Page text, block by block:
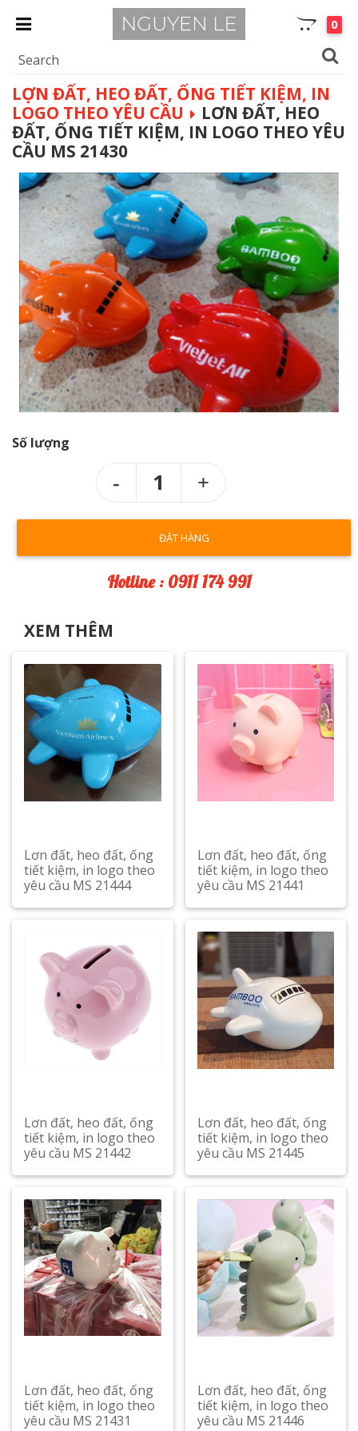
0
LỢN ĐẤT, HEO ĐẤT, ỐNG TIẾT KIỆM, IN
LOGO THEO YÊU CẦU
LƠN ĐẤT, HEO
ĐẤT, ỐNG TIẾT KIỆM, IN LOGO THEO YÊU
CẦU MS 21430
Số lượng
1
ĐẶT HÀNG
Hotline : 0911 174 991
XEM THÊM
Lơn đất, heo đất, ống
tiết kiệm, in logo theo
yêu cầu MS 21444
Xem chi tiết
Lơn đất, heo đất, ống
tiết kiệm, in logo theo
yêu cầu MS 21441
Xem chi tiết
Lơn đất, heo đất, ống
tiết kiệm, in logo theo
yêu cầu MS 21442
Xem chi tiết
Lơn đất, heo đất, ống
tiết kiệm, in logo theo
yêu cầu MS 21445
Xem chi tiết
Lơn đất, heo đất, ống
tiết kiệm, in logo theo
yêu cầu MS 21431
Lơn đất, heo đất, ống
tiết kiệm, in logo theo
yêu cầu MS 21446